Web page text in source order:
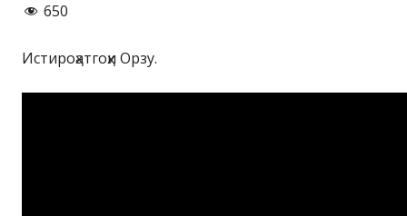
650
Истироҳатгоҳи Орзу.